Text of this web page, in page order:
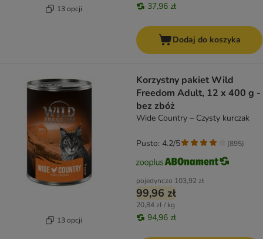
13 opcji 37,96 zł
Dodaj do koszyka
13 opcji
Korzystny pakiet Wild
Freedom Adult, 12 x 400 g -
bez zbóż
Wide Country – Czysty kurczak
pojedynczo 103,92 zł
99,96 zł
20,84 zł / kg
94,96 zł
Pusto: 4.2/5 (895)